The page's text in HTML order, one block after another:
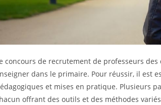
concours de recrutement de professeurs
dans le primaire. Pour réussir, il est
et mises en pratique. Plusieurs
offrant des outils et des méthodes